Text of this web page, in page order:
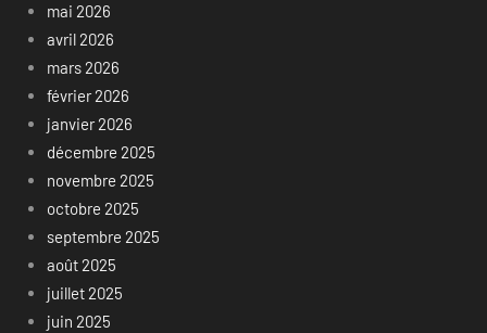
mai 2026
avril 2026
mars 2026
février 2026
janvier 2026
décembre 2025
novembre 2025
octobre 2025
septembre 2025
août 2025
juillet 2025
juin 2025